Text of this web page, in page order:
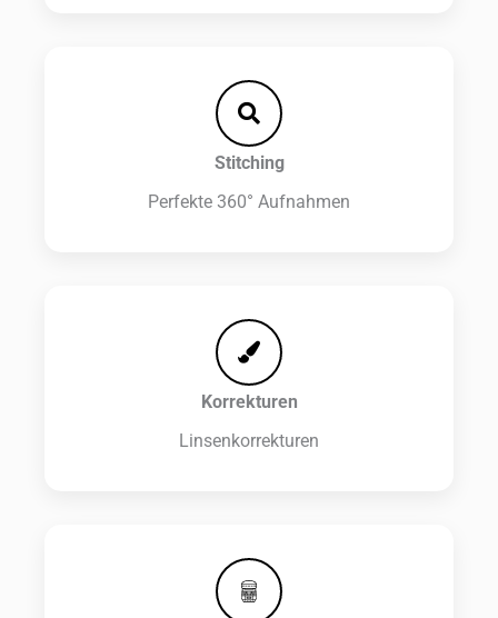
Stitching
Perfekte 360° Aufnahmen
Korrekturen
Linsenkorrekturen